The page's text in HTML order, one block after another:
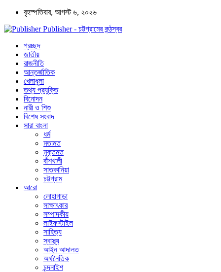
বৃহস্পতিবার, আগস্ট ৬, ২০২৬
Publisher - চট্টগ্রামের কন্ঠস্বর
প্রচ্ছদ
জাতীয়
রাজনীতি
আন্তর্জাতিক
খেলাধুলা
তথ্য প্রযুক্তি
বিনোদন
নারী ও শিশু
বিশেষ সংবাদ
সারা বাংলা
ধর্ম
মতামত
মুক্তমত
বাঁশখালী
সাতকানিয়া
চট্টগ্রাম
আরো
লোহাগাড়া
সাক্ষাৎকার
সম্পাদকীয়
লাইফস্টাইল
সাহিত্য
স্বাস্থ্য
আইন আদালত
অর্থনৈতিক
চন্দনাইশ